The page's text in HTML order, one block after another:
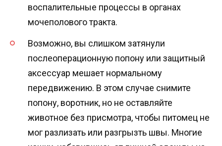
воспалительные процессы в органах
мочеполового тракта.
Возможно, вы слишком затянули
послеоперационную попону или защитный
аксессуар мешает нормальному
передвижению. В этом случае снимите
попону, воротник, но не оставляйте
животное без присмотра, чтобы питомец не
мог разлизать или разгрызть швы. Многие